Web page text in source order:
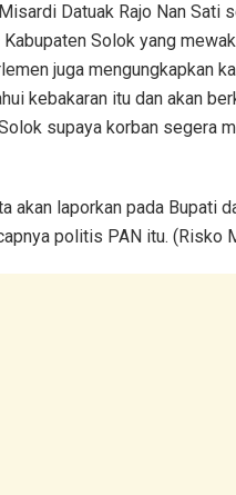
Datuak Rajo Nan Sati
Solok yang
juga mengungkapkan
kebakaran itu dan akan
supaya korban segera
akan laporkan pada Bupati
politis PAN itu. (Risko